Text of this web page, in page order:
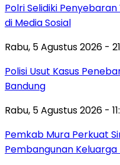
Polri Selidiki
di Media Sosial
Rabu, 5 Agustus 2026 -
Polisi Usut Kasus
Bandung
Rabu, 5 Agustus 2026 -
Pemkab Mura Perkuat
Pembangunan